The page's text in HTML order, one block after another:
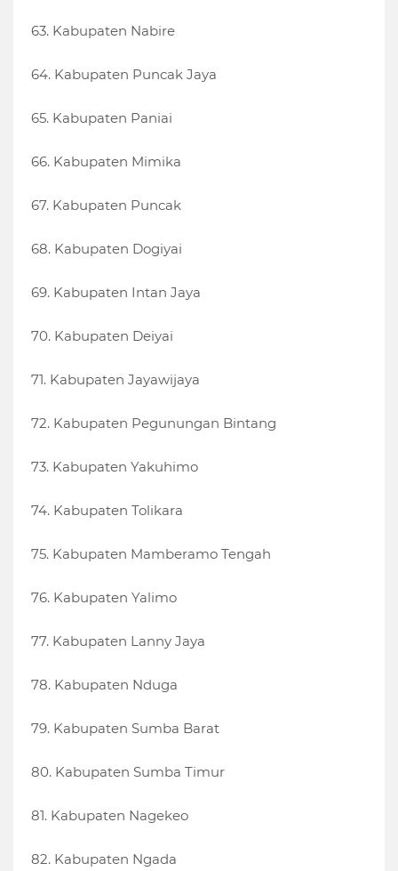
63. Kabupaten Nabire
64. Kabupaten Puncak Jaya
65. Kabupaten Paniai
66. Kabupaten Mimika
67. Kabupaten Puncak
68. Kabupaten Dogiyai
69. Kabupaten Intan Jaya
70. Kabupaten Deiyai
71. Kabupaten Jayawijaya
72. Kabupaten Pegunungan Bintang
73. Kabupaten Yakuhimo
74. Kabupaten Tolikara
75. Kabupaten Mamberamo Tengah
76. Kabupaten Yalimo
77. Kabupaten Lanny Jaya
78. Kabupaten Nduga
79. Kabupaten Sumba Barat
80. Kabupaten Sumba Timur
81. Kabupaten Nagekeo
82. Kabupaten Ngada